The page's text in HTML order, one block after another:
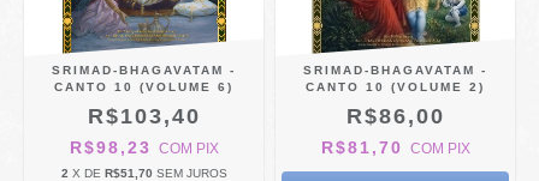
SRIMAD-BHAGAVATAM -
CANTO 10 (VOLUME 6)
R$103,40
R$98,23 COM PIX
2 X DE R$51,70 SEM JUROS
SRIMAD-BHAGAVATAM -
CANTO 10 (VOLUME 2)
R$86,00
R$81,70 COM PIX